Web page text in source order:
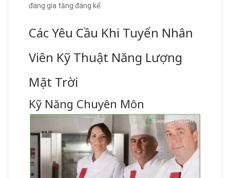
đang gia tăng đáng kể.
Các Yêu Cầu Khi Tuyển Nhân
Viên Kỹ Thuật Năng Lượng
Mặt Trời
Kỹ Năng Chuyên Môn